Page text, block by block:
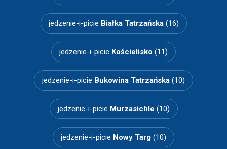
jedzenie-i-picie Białka Tatrzańska(16)
jedzenie-i-picie Kościelisko (11)
jedzenie-i-picie Bukowina Tatrzańska (10)
jedzenie-i-picie Murzasichle (10)
jedzenie-i-picie Nowy Targ (10)